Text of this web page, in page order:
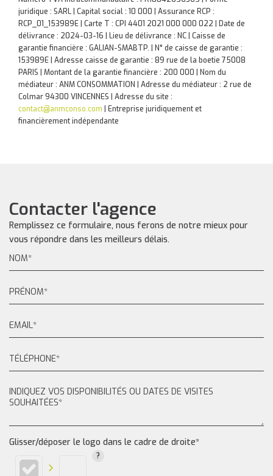
juridique : SARL | Capital social : 10 000 | Assurance RCP :
RCP_01_153989E | Carte T : CPI 4401 2021 000 000 022 | Date de
délivrance : 2024-03-16 | Lieu de délivrance : NC | Caisse de
garantie financière : GALIAN-SMABTP. | N° de caisse de garantie :
153989E | Adresse caisse de garantie : 89 rue de la boetie 75008
PARIS | Montant de la garantie financière : 200 000 | Nom du
médiateur : ANM CONSOMMATION | Adresse du médiateur : 2 rue de
Colmar 94300 VINCENNES | Adresse du site :
contact@anmconso.com
Entreprise juridiquement et
financièrement indépendante
Contacter l'agence
Remplissez ce formulaire, nous ferons de notre mieux pour
vous répondre dans les meilleurs délais.
Glisser/déposer le logo dans le cadre de droite*